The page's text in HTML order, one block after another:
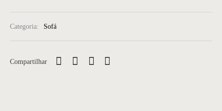
Categoria: Sofá
Compartilhar